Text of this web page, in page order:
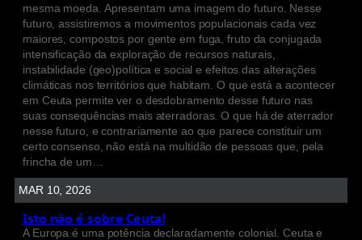
mesma moeda. Apresentam uma imagem do futuro. Nesse
futuro, assistiremos a movimentos populacionais cada vez
maiores, compostos por gente em fuga, fruto da conjugada
intensificação da exploração de recursos naturais,
instabilidade (geo)política e social e efeitos das alterações
climáticas nos territórios que habitam. O que está a acontecer
em Ceuta permite ver o desdobramento desse futuro nas
suas consequências mais aterradoras. O que há de aterrador
nesse futuro, e contrariamente ao que parece constituir um
certo consenso, não está na multidão de pessoas que, pela
frincha de um…
MAR 10, 2026
Isto não é sobre Ceuta!
A Europa é uma potência declaradamente colonial. Ceuta e